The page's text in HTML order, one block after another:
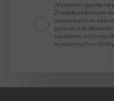
Wyrażam zgodę na
ŹrodełkoAlkohole
osobowych w celu
pytanie lub
zasadami ochrony
wyrażonych w